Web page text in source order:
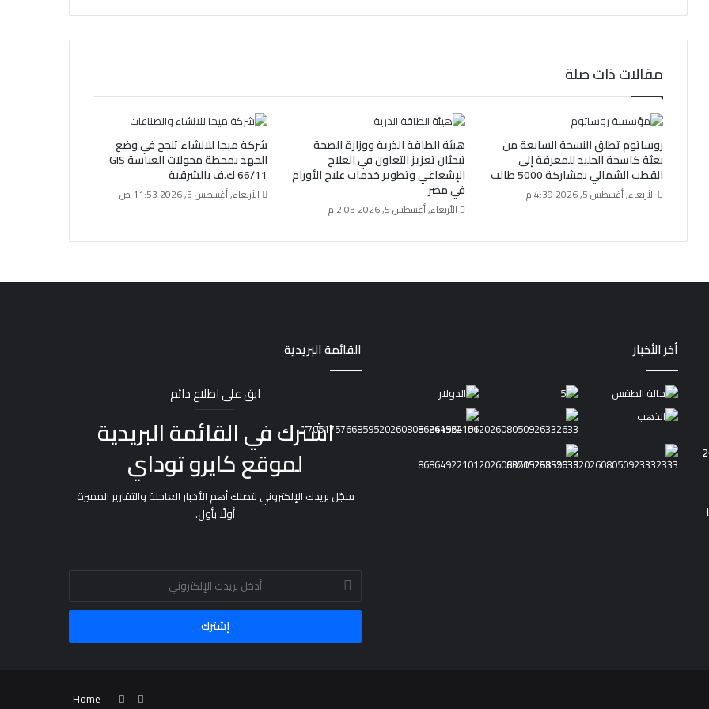
مقالات ذات صلة
روساتوم تطلق النسخة السابعة من
بعثة كاسحة الجليد للمعرفة إلى
القطب الشمالي بمشاركة 5000 طالب
الأربعاء, أغسطس 5, 2026 4:39 م
هيئة الطاقة الذرية ووزارة الصحة
تبحثان تعزيز التعاون في العلاج
الإشعاعي وتطوير خدمات علاج الأورام
في مصر
الأربعاء, أغسطس 5, 2026 2:03 م
شركة ميجا للانشاء تنجح في وضع
الجهد بمحطة محولات العباسة GIS
66/11 ك.ف بالشرقية
الأربعاء, أغسطس 5, 2026 11:53 ص
أخر الأخبار
القائمة البريدية
ابقَ على اطلاع دائم
اشترك في القائمة البريدية
لموقع كايرو توداي
سجّل بريدك الإلكتروني لتصلك أهم الأخبار العاجلة والتقارير المميزة
أولًا بأول.
أدخل
بريدك
الإلكتروني
Home فيسبوكيوتيوب